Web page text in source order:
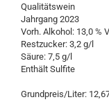
Qualitätswein
Jahrgang 2023
Vorh. Alkohol: 13,0 %
Restzucker: 3,2 g/l
Säure: 7,5 g/l
Enthält Sulfite
Grundpreis/Liter: